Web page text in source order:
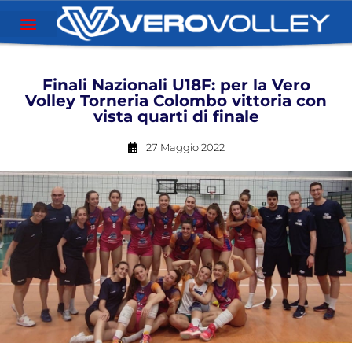
Finali Nazionali U18F: per la Vero
Volley Torneria Colombo vittoria con
vista quarti di finale
27 Maggio 2022